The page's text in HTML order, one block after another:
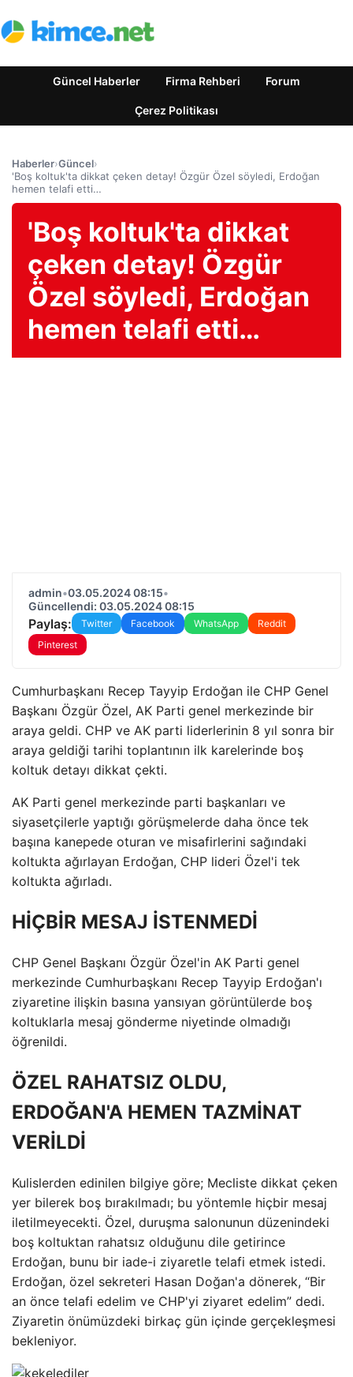
Güncel Haberler Firma Rehberi Forum
Çerez Politikası
Haberler›Güncel›
'Boş koltuk'ta dikkat çeken detay! Özgür Özel söyledi, Erdoğan
hemen telafi etti…
'Boş koltuk'ta dikkat
çeken detay! Özgür
Özel söyledi, Erdoğan
hemen telafi etti…
admin•03.05.2024 08:15•
Güncellendi: 03.05.2024 08:15
Paylaş: Twitter Facebook WhatsApp
Reddit
Pinterest
Cumhurbaşkanı Recep Tayyip Erdoğan ile CHP Genel
Başkanı Özgür Özel, AK Parti genel merkezinde bir
araya geldi. CHP ve AK parti liderlerinin 8 yıl sonra bir
araya geldiği tarihi toplantının ilk karelerinde boş
koltuk detayı dikkat çekti.
AK Parti genel merkezinde parti başkanları ve
siyasetçilerle yaptığı görüşmelerde daha önce tek
başına kanepede oturan ve misafirlerini sağındaki
koltukta ağırlayan Erdoğan, CHP lideri Özel'i tek
koltukta ağırladı.
HİÇBİR MESAJ İSTENMEDİ
CHP Genel Başkanı Özgür Özel'in AK Parti genel
merkezinde Cumhurbaşkanı Recep Tayyip Erdoğan'ı
ziyaretine ilişkin basına yansıyan görüntülerde boş
koltuklarla mesaj gönderme niyetinde olmadığı
öğrenildi.
ÖZEL RAHATSIZ OLDU,
ERDOĞAN'A HEMEN TAZMİNAT
VERİLDİ
Kulislerden edinilen bilgiye göre; Mecliste dikkat çeken
yer bilerek boş bırakılmadı; bu yöntemle hiçbir mesaj
iletilmeyecekti. Özel, duruşma salonunun düzenindeki
boş koltuktan rahatsız olduğunu dile getirince
Erdoğan, bunu bir iade-i ziyaretle telafi etmek istedi.
Erdoğan, özel sekreteri Hasan Doğan'a dönerek, “Bir
an önce telafi edelim ve CHP'yi ziyaret edelim” dedi.
Ziyaretin önümüzdeki birkaç gün içinde gerçekleşmesi
bekleniyor.